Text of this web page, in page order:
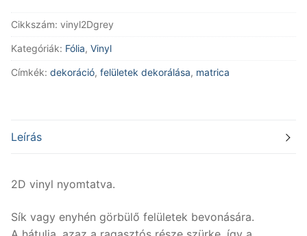
-
nyomtatva
Cikkszám: vinyl2Dgrey
Kategóriák: Fólia, Vinyl
Címkék: dekoráció, felületek dekorálása, matrica
Leírás
2D vinyl nyomtatva.
Sík vagy enyhén görbülő felületek bevonására.